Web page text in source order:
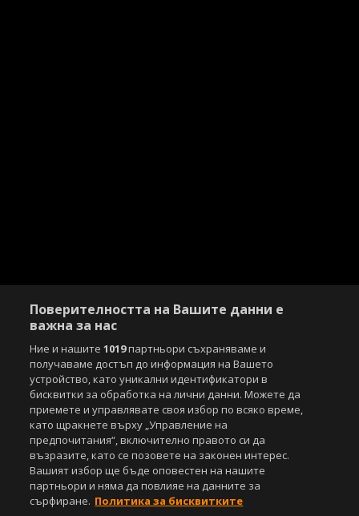
Copyright © 2007-2026 Агенция Спортал. Всички права запазени.
Този уебсайт е собственост наSportal Media Group
За нас Екип За рекламa
Общи условия
Етични правила на НСС
Лични данни
Управление на предпочитания
Поверителността на Вашите данни е
важна за нас
Ние и нашите1019партньори съхраняваме и
получаваме достъп до информация на Вашето
устройство, като уникални идентификатори в
бисквитки за обработка на лични данни. Можете да
приемете и управлявате своя избор по всяко време,
като щракнете върху „Управление на
предпочитания“, включително правото си да
възразите, като се позовете на законен интерес.
Вашият избор ще бъде оповестен на нашите
партньори и няма да повлияе на данните за
сърфиране. Политика за бисквитките